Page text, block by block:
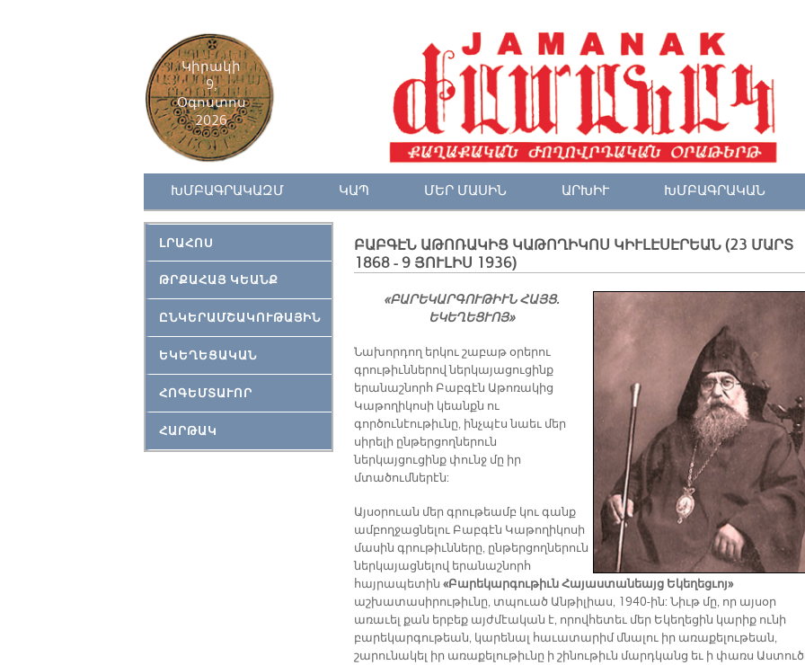
Կիրակի
9,
Օգոստոս
2026
ԽՄԲԱԳՐԱԿԱԶՄ ԿԱՊ ՄԵՐ ՄԱՍԻՆ ԱՐԽԻՒ ԽՄԲԱԳՐԱԿԱՆ
ԼՐԱՀՈՍ
ԹՐՔԱՀԱՅ ԿԵԱՆՔ
ԸՆԿԵՐԱՄՇԱԿՈՒԹԱՅԻՆ
ԵԿԵՂԵՑԱԿԱՆ
ՀՈԳԵՄՏԱՒՈՐ
ՀԱՐԹԱԿ
ԲԱԲԳԷՆ ԱԹՈՌԱԿԻՑ ԿԱԹՈՂԻԿՈՍ ԿԻՒԼԷՍԷՐԵԱՆ (23 ՄԱՐՏ
1868 - 9 ՅՈՒԼԻՍ 1936)
«ԲԱՐԵԿԱՐԳՈՒԹԻՒՆ ՀԱՅՑ.
ԵԿԵՂԵՑՒՈՅ»
Նախորդող երկու շաբաթ օրերու
գրութիւններով ներկայացուցինք
երանաշնորհ Բաբգէն Աթոռակից
Կաթողիկոսի կեանքն ու
գործունէութիւնը, ինչպէս նաեւ մեր
սիրելի ընթերցողներուն
ներկայցուցինք փունջ մը իր
մտածումներէն:
Այսօրուան մեր գրութեամբ կու գանք
ամբողջացնելու Բաբգէն Կաթողիկոսի
մասին գրութիւնները, ընթերցողներուն
ներկայացնելով երանաշնորհ
հայրապետին «Բարեկարգութիւն Հայաստանեայց Եկեղեցւոյ»
աշխատասիրութիւնը, տպուած Անթիլիաս, 1940-ին: Նիւթ մը, որ այսօր
առաւել քան երբեք այժմէական է, որովհետեւ մեր Եկեղեցին կարիք ունի
բարեկարգութեան, կարենալ հաւատարիմ մնալու իր առաքելութեան,
շարունակել իր առաքելութիւնը ի շինութիւն մարդկանց եւ ի փառս